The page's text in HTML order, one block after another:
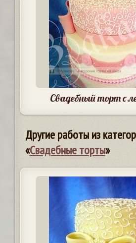
Свадебный торт с
Другие работы из
«Свадебные торты»